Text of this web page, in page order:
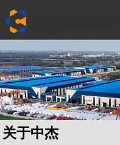
品
中
心
客
户
案
例
新
闻
中
安
装
联
关于中杰